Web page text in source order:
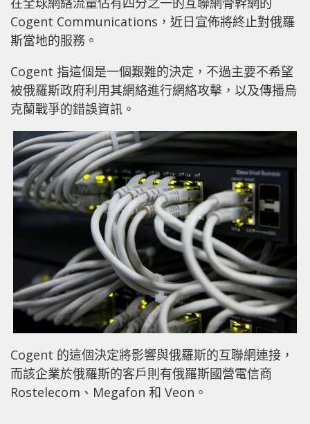
Cogent Communications，近日宣佈將終止對俄羅
斯當地的服務。
Cogent 指這個是一個艱難的決定，不過主要不希望
被俄羅斯政府利用其網絡進行網絡攻擊，以及傳播烏
克蘭戰爭的錯誤資訊。
Cogent 的這個決定將影響與俄羅斯的互聯網連接，
而該企業於俄羅斯的客戶則有俄羅斯國營電信商
Rostelecom、Megafon 和 Veon。